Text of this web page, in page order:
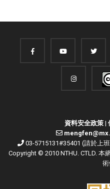
資料安全政策|
03-5715131#35401 (請於上
Copyright © 2010 NTHU. CTLD.
術